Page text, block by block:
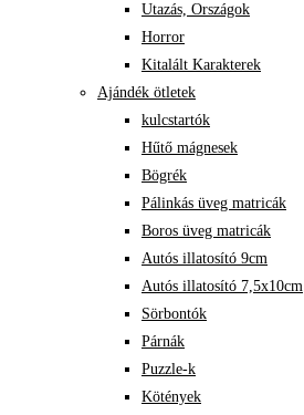
Utazás, Országok
Horror
Kitalált Karakterek
Ajándék ötletek
kulcstartók
Hűtő mágnesek
Bögrék
Pálinkás üveg matricák
Boros üveg matricák
Autós illatosító 9cm
Autós illatosító 7,5x10cm
Sörbontók
Párnák
Puzzle-k
Kötények